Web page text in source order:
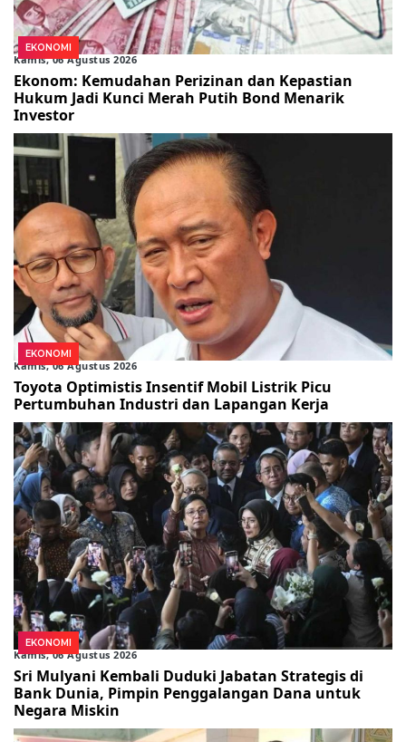
EKONOMI
Kamis, 06 Agustus 2026
Ekonom: Kemudahan Perizinan dan Kepastian
Hukum Jadi Kunci Merah Putih Bond Menarik
Investor
EKONOMI
Kamis, 06 Agustus 2026
Toyota Optimistis Insentif Mobil Listrik Picu
Pertumbuhan Industri dan Lapangan Kerja
EKONOMI
Kamis, 06 Agustus 2026
Sri Mulyani Kembali Duduki Jabatan Strategis di
Bank Dunia, Pimpin Penggalangan Dana untuk
Negara Miskin